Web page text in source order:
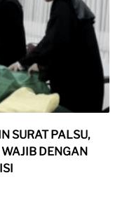
SURAT PALSU,
DENGAN